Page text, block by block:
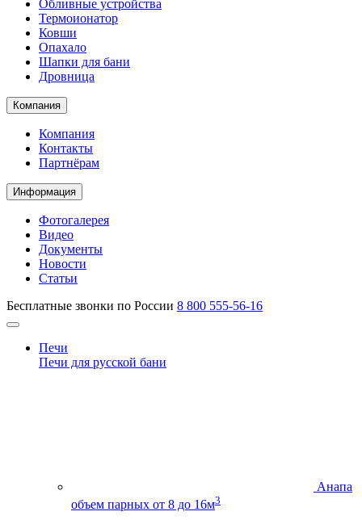
Обливные устройства
Термоионатор
Ковши
Опахало
Шапки для бани
Дровница
Компания
Компания
Контакты
Партнёрам
Информация
Фотогалерея
Видео
Документы
Новости
Статьи
Бесплатные звонки по России 8 800 555-56-16
Печи
Печи для русской бани
Анапа
объем парных от 8 до 16м3